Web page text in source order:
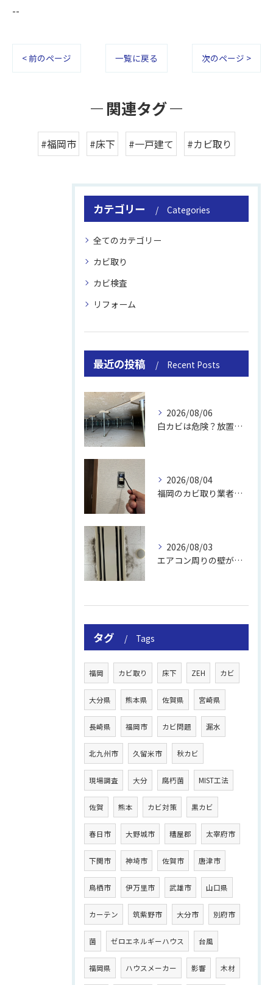
--
< 前のページ 一覧に戻る 次のページ >
関連タグ
#福岡市 #床下 #一戸建て #カビ取り
カテゴリー Categories
全てのカテゴリー
カビ取り
カビ検査
リフォーム
最近の投稿 Recent Posts
2026/08/06
白カビは危険？放置のリスクと取り方
2026/08/04
福岡のカビ取り業者おすすめの選び方と費用
2026/08/03
エアコン周りの壁が結露しやすい理由
タグ Tags
福岡 カビ取り 床下 ZEH カビ
大分県 熊本県 佐賀県 宮崎県
長崎県 福岡市 カビ問題 漏水
北九州市 久留米市 秋カビ
現場調査 大分 腐朽菌 MIST工法
佐賀 熊本 カビ対策 黒カビ
春日市 大野城市 糟屋郡 太宰府市
下関市 神埼市 佐賀市 唐津市
鳥栖市 伊万里市 武雄市 山口県
カーテン 筑紫野市 大分市 別府市
菌 ゼロエネルギーハウス 台風
福岡県 ハウスメーカー 影響 木材